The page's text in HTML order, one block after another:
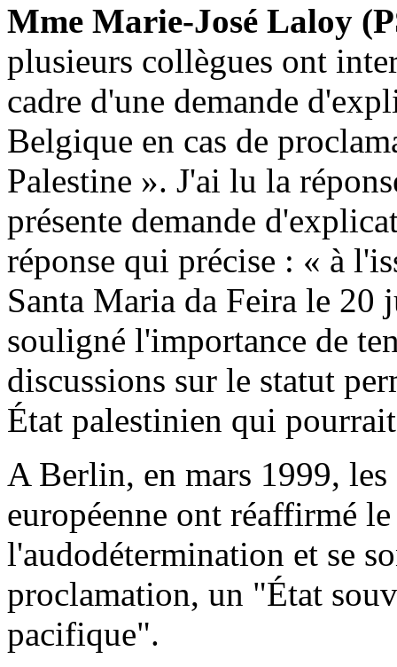
Mme Marie-José Laloy
plusieurs collègues ont
cadre d'une demande
Belgique en cas de
Palestine ». J'ai lu la
présente demande
réponse qui précise : « à
Santa Maria da Feira le 20
souligné l'importance de
discussions sur le statut
État palestinien qui
A Berlin, en mars 1999,
européenne ont réaffirmé
l'audodétermination et se
proclamation, un "État
pacifique".